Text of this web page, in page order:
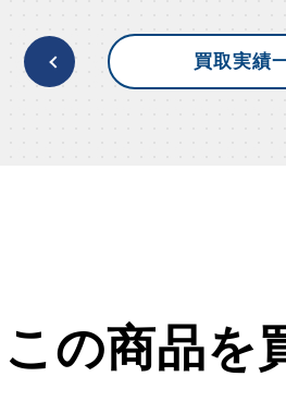
買取実績
この商品を